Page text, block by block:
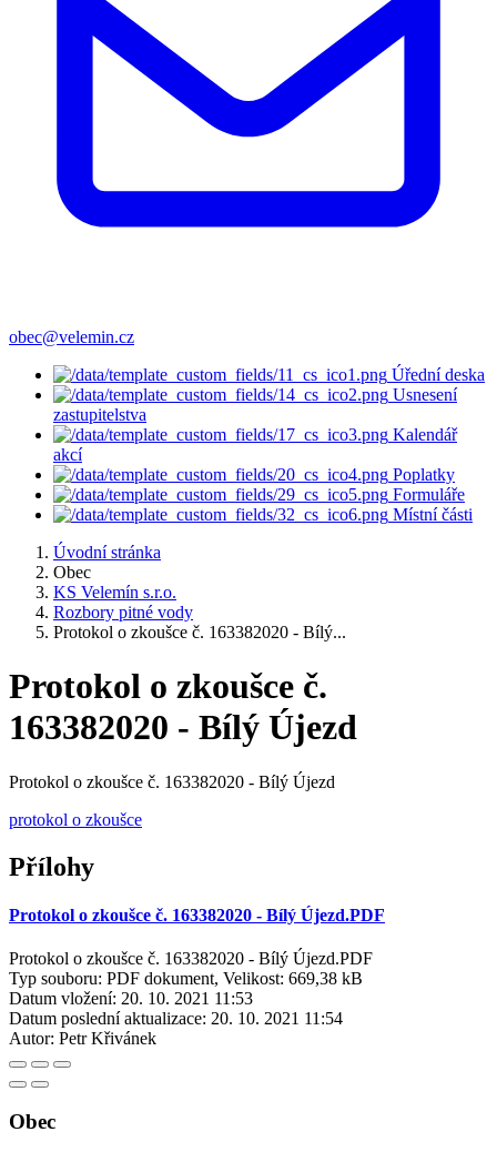
obec@velemin.cz
Úřední deska
Usnesení
zastupitelstva
Kalendář
akcí
Poplatky
Formuláře
Místní části
Úvodní stránka
Obec
KS Velemín s.r.o.
Rozbory pitné vody
Protokol o zkoušce č. 163382020 - Bílý...
Protokol o zkoušce č.
163382020 - Bílý Újezd
Protokol o zkoušce č. 163382020 - Bílý Újezd
protokol o zkoušce
Přílohy
Protokol o zkoušce č. 163382020 - Bílý Újezd.PDF
Protokol o zkoušce č. 163382020 - Bílý Újezd.PDF
Typ souboru: PDF dokument, Velikost: 669,38 kB
Datum vložení: 20. 10. 2021 11:53
Datum poslední aktualizace: 20. 10. 2021 11:54
Autor: Petr Křivánek
Obec